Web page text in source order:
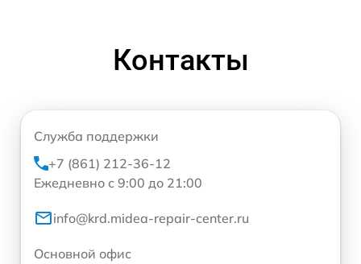
Контакты
Служба поддержки
+7 (861) 212-36-12
Ежедневно с 9:00 до 21:00
info@krd.midea-repair-center.ru
Основной офис